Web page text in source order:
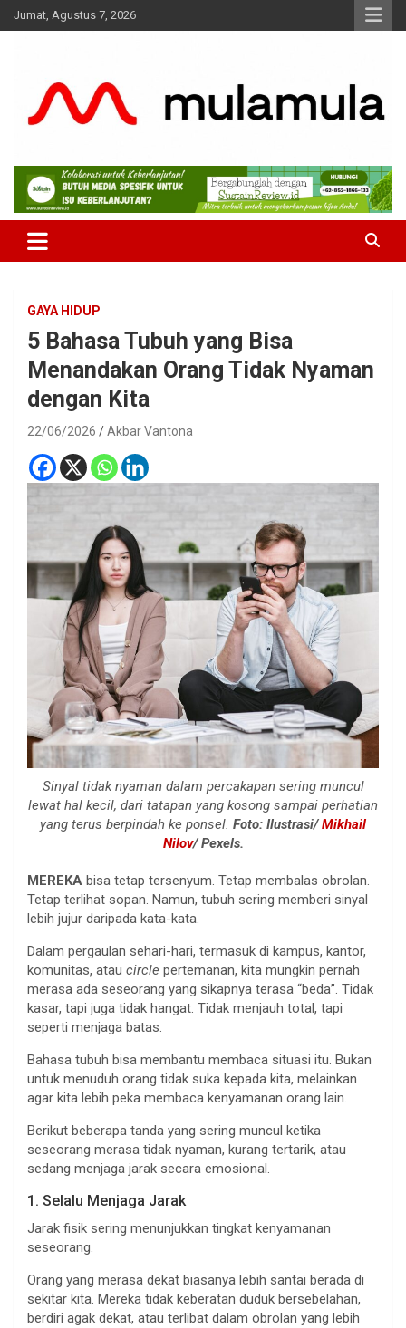
Skip
to
Jumat, Agustus 7, 2026
MulaMula
Medianya para Gen Z
GAYA HIDUP
5 Bahasa Tubuh yang Bisa
Menandakan Orang Tidak Nyaman
dengan Kita
22/06/2026 Akbar Vantona
Sinyal tidak nyaman dalam percakapan sering muncul
lewat hal kecil, dari tatapan yang kosong sampai perhatian
yang terus berpindah ke ponsel. Foto: Ilustrasi/Mikhail
Nilov/ Pexels.
MEREKA bisa tetap tersenyum. Tetap membalas obrolan.
Tetap terlihat sopan. Namun, tubuh sering memberi sinyal
lebih jujur daripada kata-kata.
Dalam pergaulan sehari-hari, termasuk di kampus, kantor,
komunitas, atau circle pertemanan, kita mungkin pernah
merasa ada seseorang yang sikapnya terasa “beda”. Tidak
kasar, tapi juga tidak hangat. Tidak menjauh total, tapi
seperti menjaga batas.
Bahasa tubuh bisa membantu membaca situasi itu. Bukan
untuk menuduh orang tidak suka kepada kita, melainkan
agar kita lebih peka membaca kenyamanan orang lain.
Berikut beberapa tanda yang sering muncul ketika
seseorang merasa tidak nyaman, kurang tertarik, atau
sedang menjaga jarak secara emosional.
1. Selalu Menjaga Jarak
Jarak fisik sering menunjukkan tingkat kenyamanan
seseorang.
Orang yang merasa dekat biasanya lebih santai berada di
sekitar kita. Mereka tidak keberatan duduk bersebelahan,
berdiri agak dekat, atau terlibat dalam obrolan yang lebih